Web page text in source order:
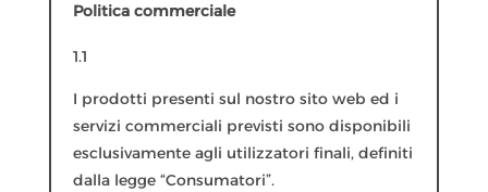
Politica commerciale
1.1
I prodotti presenti sul nostro sito web ed i
servizi commerciali previsti sono disponibili
esclusivamente agli utilizzatori finali, definiti
dalla legge “Consumatori”.